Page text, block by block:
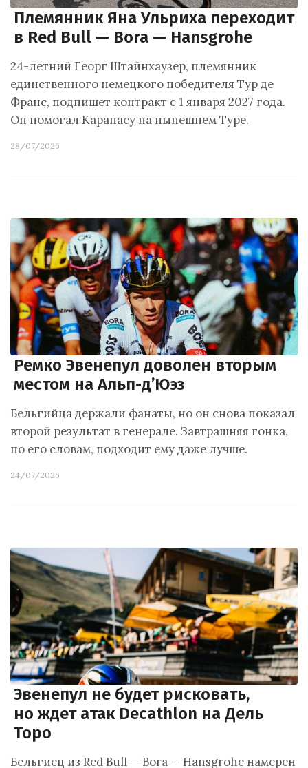
Племянник Яна Ульриха переходит
в Red Bull — Bora — Hansgrohe
24-летний Георг Штайнхаузер, племянник
единственного немецкого победителя Тур де
Франс, подпишет контракт с 1 января 2027 года.
Он помогал Карапасу на нынешнем Туре.
28/07/2026
Ремко Эвенепул доволен вторым
местом на Альп-д’Юэз
Бельгийца держали фанаты, но он снова показал
второй результат в генерале. Завтрашняя гонка,
по его словам, подходит ему даже лучше.
24/07/2026
Эвенепул не будет рисковать,
но ждет атак Decathlon на Дель
Торо
Бельгиец из Red Bull — Bora — Hansgrohe намерен